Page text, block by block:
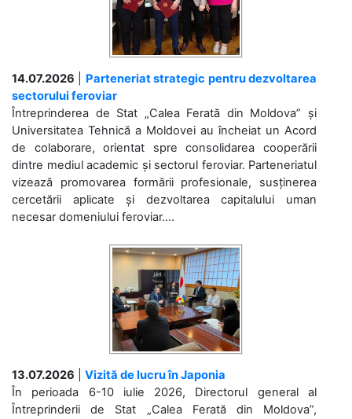
14.07.2026
Parteneriat strategic pentru dezvoltarea
sectorului feroviar
Întreprinderea de Stat „Calea Ferată din Moldova” și
Universitatea Tehnică a Moldovei au încheiat un Acord
de colaborare, orientat spre consolidarea cooperării
dintre mediul academic și sectorul feroviar. Parteneriatul
vizează promovarea formării profesionale, susținerea
cercetării aplicate și dezvoltarea capitalului uman
necesar domeniului feroviar....
13.07.2026
Vizită de lucru în Japonia
În perioada 6-10 iulie 2026, Directorul general al
Întreprinderii de Stat „Calea Ferată din Moldova”,